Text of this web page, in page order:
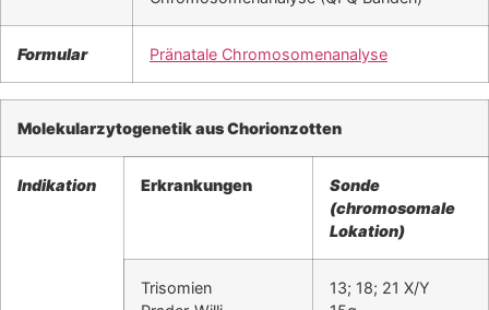
Formular Pränatale Chromosomenanalyse
Molekularzytogenetik aus Chorionzotten
Indikation Erkrankungen
Sonde
(chromosomale
Lokation)
Trisomien
13; 18; 21 X/Y